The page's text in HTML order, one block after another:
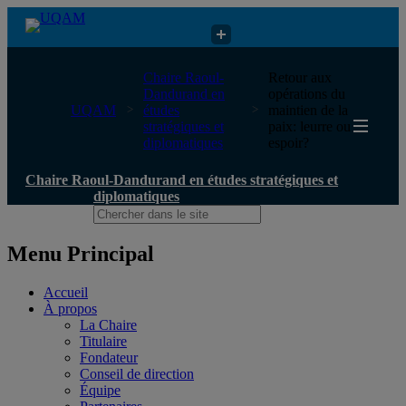
Chaire Raoul-Dandurand en études stratégiques et diplomatiques
UQAM
Chaire Raoul-
Dandurand en
études
stratégiques et
diplomatiques
Retour aux
opérations du
maintien de la
paix: leurre ou
espoir?
Chaire Raoul-Dandurand en études stratégiques et
diplomatiques
Menu Principal
Accueil
À propos
La Chaire
Titulaire
Fondateur
Conseil de direction
Équipe